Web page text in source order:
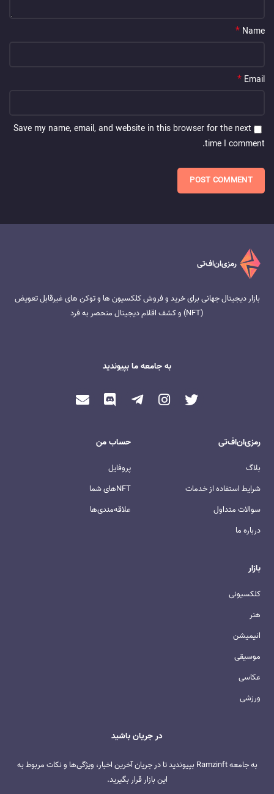
Name
*
Email
*
Save my name, email, and website in this browser for the next
time I comment.
بازار دیجیتال جهانی برای خرید و فروش کلکسیون ها و توکن های غیرقابل تعویض
(NFT) و کشف اقلام دیجیتال منحصر به فرد
به جامعه ما بپیوندید
رمزی‌ان‌اف‌‌تی
بلاگ
شرایط استفاده از خدمات
سوالات متداول
درباره ما
حساب من
پروفایل
NFTهای شما
علاقه‌مندی‌ها
بازار
کلکسیونی
هنر
انیمیشن
موسیقی
عکاسی
ورزشی
در جریان باشید
به جامعه Ramzinft بپیوندید تا در جریان آخرین اخبار، ویژگی‌ها و نکات مربوط به
این بازار قرار بگیرید.